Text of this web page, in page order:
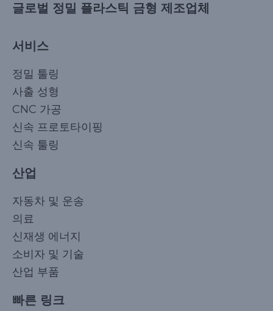
글로벌 정밀 플라스틱 금형 제조업체
서비스
정밀 툴링
사출 성형
CNC 가공
신속 프로토타이핑
신속 툴링
산업
자동차 및 운송
의료
신재생 에너지
소비자 및 기술
산업 부품
빠른 링크